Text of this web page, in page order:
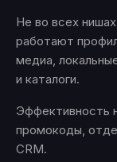
Не во всех
работают
медиа,
и каталоги.
Эффективность
промокоды,
CRM.